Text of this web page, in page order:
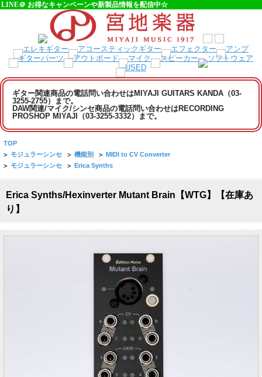
LINE＠ お得なキャンペーンや新製品情報を配信中☆
ギター関連商品の電話問い合わせはMIYAJI GUITARS KANDA（03-
3255-2755）まで。
DAW関連/マイク/シンセ商品の電話問い合わせはRECORDING
PROSHOP MIYAJI（03-3255-3332）まで。
TOP
> モジュラーシンセ > 機能別 > MIDI to CV Converter
> モジュラーシンセ > Erica Synths
Erica Synths/Hexinverter Mutant Brain【WTG】【在庫あ
り】